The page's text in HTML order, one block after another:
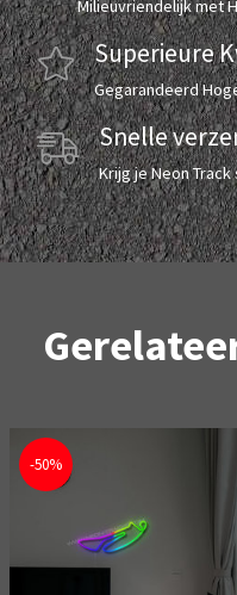
Milieuvriendelijk met
Superieure
Gegarandeerd
Snelle
Krijg je Neon Track
-50%